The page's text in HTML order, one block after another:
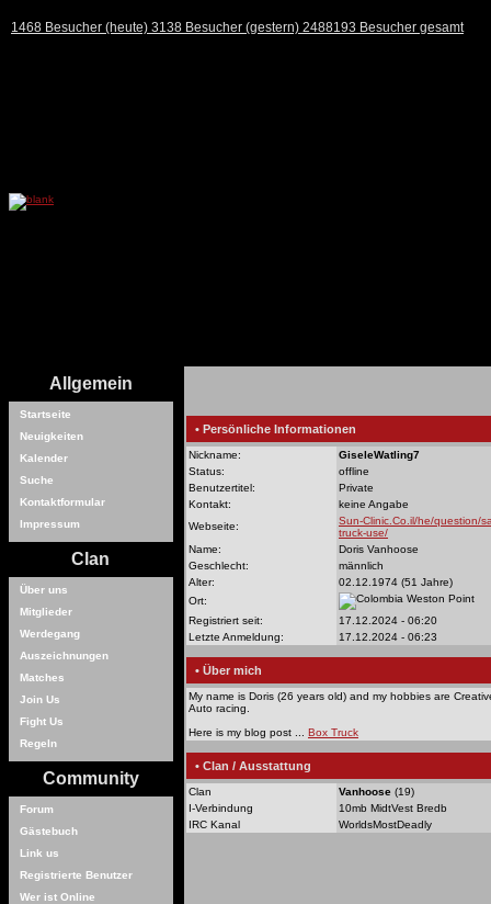
1468 Besucher (heute) 3138 Besucher (gestern) 2488193 Besucher gesamt
Allgemein
Startseite
Neuigkeiten
Kalender
Suche
Kontaktformular
Impressum
Clan
Über uns
Mitglieder
Werdegang
Auszeichnungen
Matches
Join Us
Fight Us
Regeln
Community
Forum
Gästebuch
Link us
Registrierte Benutzer
Wer ist Online
• Persönliche Informationen
Nickname:
GiseleWatling7
Status:
offline
Benutzertitel:
Private
Kontakt:
keine Angabe
Webseite:
Sun-Clinic.Co.il/he/question/
truck-use/
Name:
Doris Vanhoose
Geschlecht:
männlich
Alter:
02.12.1974 (51 Jahre)
Ort:
Weston Point
Registriert seit:
17.12.2024 - 06:20
Letzte Anmeldung:
17.12.2024 - 06:23
• Über mich
My name is Doris (26 years old) and my hobbies are
Auto racing.
Here is my blog post ... Box Truck
• Clan / Ausstattung
Clan Vanhoose (19)
I-Verbindung
10mb MidtVest Bredb
IRC Kanal
WorldsMostDeadly